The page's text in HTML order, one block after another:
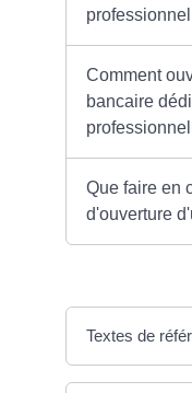
Comment
bancaire
Que faire en
d'ouverture
Textes de